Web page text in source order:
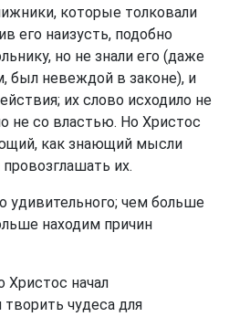
которые толковали
его наизусть, подобно
но не знали его (даже
был невеждой в законе), и
их слово исходило не
не со властью. Но Христос
как знающий мысли
их.
удивительного; чем больше
находим причин
Христос начал
чудеса для